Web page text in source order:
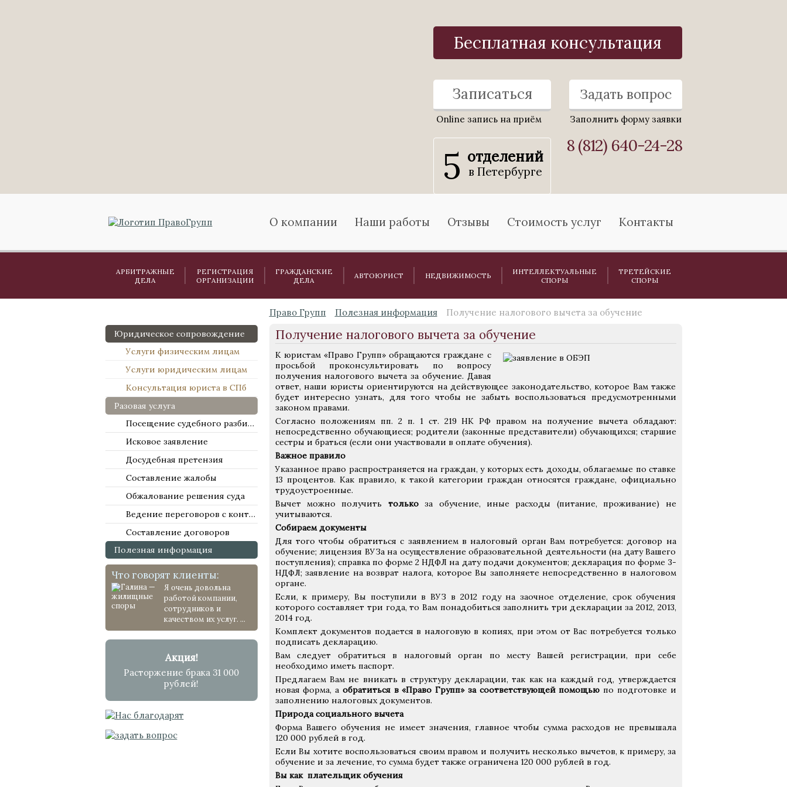
Бесплатная консультация
Записаться
Online запись на приём
Задать вопрос
Заполнить форму заявки
5 отделений
в Петербурге
8 (812) 640-24-28
О компании Наши работы Отзывы Стоимость услуг Контакты
АРБИТРАЖНЫЕ
ДЕЛА
РЕГИСТРАЦИЯ
ОРГАНИЗАЦИИ
ГРАЖДАНСКИЕ
ДЕЛА
АВТОЮРИСТ НЕДВИЖИМОСТЬ
ИНТЕЛЛЕКТУАЛЬНЫЕ
СПОРЫ
ТРЕТЕЙСКИЕ
СПОРЫ
Юридическое сопровождение
Услуги физическим лицам
Услуги юридическим лицам
Консультация юриста в СПб
Разовая услуга
Посещение судебного разбирательства
Исковое заявление
Досудебная претензия
Составление жалобы
Обжалование решения суда
Ведение переговоров с контрагентами
Составление договоров
Полезная информация
Что говорят клиенты:
Я очень довольна
работой компании,
сотрудников и
качеством их услуг. ...
Акция!
Расторжение брака 31 000
рублей!
Право Групп Полезная информация Получение налогового вычета за обучение
Получение налогового вычета за обучение
К юристам «Право Групп» обращаются граждане с
просьбой проконсультировать по вопросу
получения налогового вычета за обучение. Давая
ответ, наши юристы ориентируются на действующее законодательство, которое Вам также
будет интересно узнать, для того чтобы не забыть воспользоваться предусмотренными
законом правами.
Согласно положениям пп. 2 п. 1 ст. 219 НК РФ правом на получение вычета обладают:
непосредственно обучающиеся; родители (законные представители) обучающихся; старшие
сестры и браться (если они участвовали в оплате обучения).
Важное правило
Указанное право распространяется на граждан, у которых есть доходы, облагаемые по ставке
13 процентов. Как правило, к такой категории граждан относятся граждане, официально
трудоустроенные.
Вычет можно получить толькоза обучение, иные расходы (питание, проживание) не
учитываются.
Собираем документы
Для того чтобы обратиться с заявлением в налоговый орган Вам потребуется: договор на
обучение; лицензия ВУЗа на осуществление образовательной деятельности (на дату Вашего
поступления); справка по форме 2 НДФЛ на дату подачи документов; декларация по форме 3-
НДФЛ; заявление на возврат налога, которое Вы заполняете непосредственно в налоговом
органе.
Если, к примеру, Вы поступили в ВУЗ в 2012 году на заочное отделение, срок обучения
которого составляет три года, то Вам понадобиться заполнить три декларации за 2012, 2013,
2014 год.
Комплект документов подается в налоговую в копиях, при этом от Вас потребуется только
подписать декларацию.
Вам следует обратиться в налоговый орган по месту Вашей регистрации, при себе
необходимо иметь паспорт.
Предлагаем Вам не вникать в структуру декларации, так как на каждый год, утверждается
новая форма, а обратиться в «Право Групп» за соответствующей помощью по подготовке и
заполнению налоговых документов.
Природа социального вычета
Форма Вашего обучения не имеет значения, главное чтобы сумма расходов не превышала
120 000 рублей в год.
Если Вы хотите воспользоваться своим правом и получить несколько вычетов, к примеру, за
обучение и за лечение, то сумма будет также ограничена 120 000 рублей в год.
Вы как плательщик обучения